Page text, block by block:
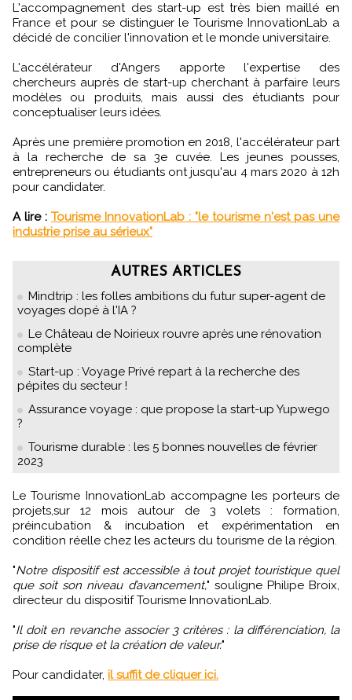
L'accompagnement des start-up est très bien maillé en
France et pour se distinguer le Tourisme InnovationLab a
décidé de concilier l'innovation et le monde universitaire.
L'accélérateur d'Angers apporte l'expertise des
chercheurs auprès de start-up cherchant à parfaire leurs
modèles ou produits, mais aussi des étudiants pour
conceptualiser leurs idées.
Après une première promotion en 2018, l'accélérateur part
à la recherche de sa 3e cuvée. Les jeunes pousses,
entrepreneurs ou étudiants ont jusqu'au 4 mars 2020 à 12h
pour candidater.
A lire : Tourisme InnovationLab : "le tourisme n'est pas une
industrie prise au sérieux"
AUTRES ARTICLES
Mindtrip : les folles ambitions du futur super-agent de
voyages dopé à l'IA ?
Le Château de Noirieux rouvre après une rénovation
complète
Start-up : Voyage Privé repart à la recherche des
pépites du secteur !
Assurance voyage : que propose la start-up Yupwego
?
Tourisme durable : les 5 bonnes nouvelles de février
2023
Le Tourisme InnovationLab accompagne les porteurs de
projets,sur 12 mois autour de 3 volets : formation,
préincubation & incubation et expérimentation en
condition réelle chez les acteurs du tourisme de la région.
"Notre dispositif est accessible à tout projet touristique quel
que soit son niveau d’avancement," souligne Philipe Broix,
directeur du dispositif Tourisme InnovationLab.
"Il doit en revanche associer 3 critères : la différenciation, la
prise de risque et la création de valeur."
Pour candidater, il suffit de cliquer ici.